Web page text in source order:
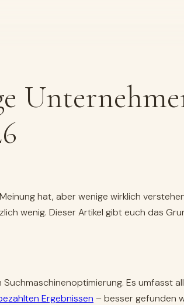
hat, aber wenige wirklich
wenig. Dieser Artikel gibt euch das
Es umfasst
Ergebnissen – besser gefunden